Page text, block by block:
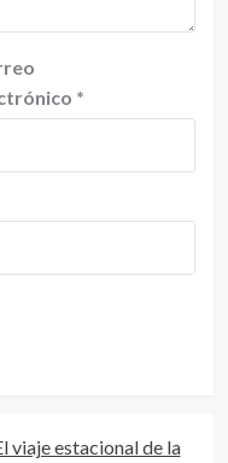
*
viaje estacional de la